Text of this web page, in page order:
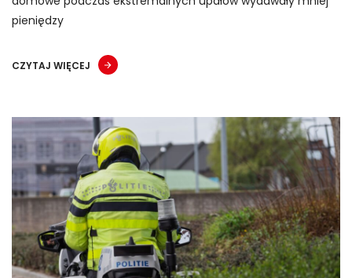
pieniędzy
CZYTAJ WIĘCEJ